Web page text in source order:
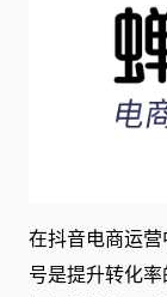
在抖音电商运
号是提升转化